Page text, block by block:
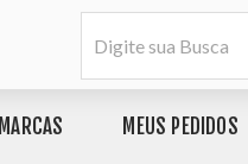
MARCAS MEUS PEDIDOS